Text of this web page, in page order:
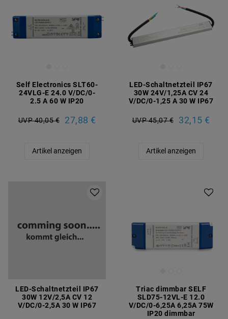
Self Electronics SLT60-
24VLG-E 24.0 V/DC/0-
2.5 A 60 W IP20
UVP 40,05 € 27,88 €
Artikel anzeigen
LED-Schaltnetzteil IP67
30W 24V/1,25A CV 24
V/DC/0-1,25 A 30 W IP67
UVP 45,07 € 32,15 €
Artikel anzeigen
LED-Schaltnetzteil IP67
30W 12V/2,5A CV 12
V/DC/0-2,5A 30 W IP67
Triac dimmbar SELF
SLD75-12VL-E 12.0
V/DC/0-6,25A 6,25A 75W
IP20 dimmbar